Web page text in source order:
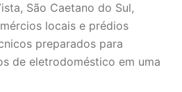
São Caetano do Sul,
locais e prédios
preparados para
de eletrodoméstico em uma